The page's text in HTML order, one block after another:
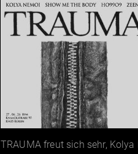
TRAUMA freut sich sehr,